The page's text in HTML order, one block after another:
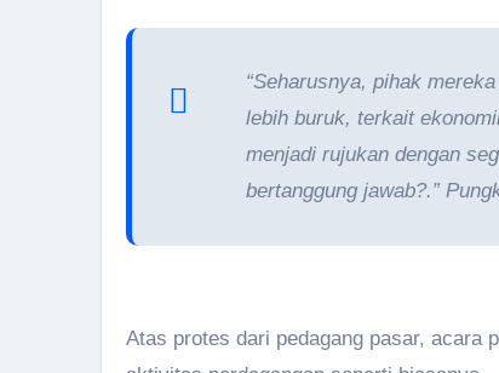
“Seharusnya, pihak
lebih buruk, terkait
menjadi rujukan dengan
bertanggung jawab?.”
Atas protes dari pedagang pasar, acara